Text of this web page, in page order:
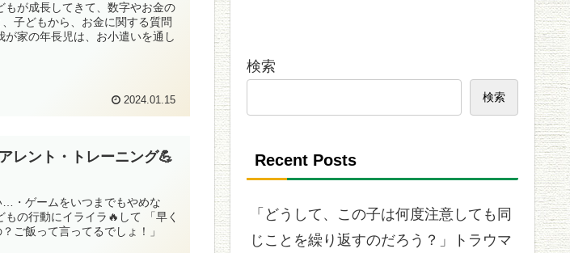
もが成長してきて、数字やお金の
子どもから、お金に関する質問
家の年長児は、お小遣いを通し
2024.01.15
レント・トレーニング💪
・ゲームをいつまでもやめな
の行動にイライラ🔥して 「早く
ご飯って言ってるでしょ！」
検索
検索
Recent Posts
「どうして、この子は何度注意しても同
じことを繰り返すのだろう？」トラウマ